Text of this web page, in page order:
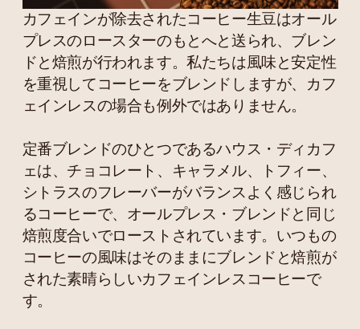
カフェインが除去されたコーヒー生豆はオール
プレスのロースターのもとへと送られ、ブレン
ドと焙煎が行われます。私たちは風味と安定性
を重視してコーヒーをブレンドしますが、カフ
ェインレスの場合も例外ではありません。
定番ブレンドのひとつであるハウス・ディカフ
ェは、チョコレート、キャラメル、トフィー、
シトラスのフレーバーがバランスよく感じられ
るコーヒーで、オールプレス・ブレンドと同じ
焙煎度合いでローストされています。いつもの
コーヒーの風味はそのままにブレンドと焙煎が
された素晴らしいカフェインレスコーヒーで
す。